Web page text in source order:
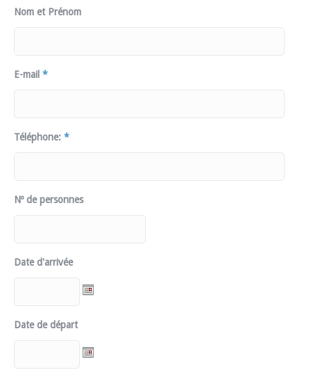
Nom et Prénom
E-mail *
Téléphone: *
Nº de personnes
Date d'arrivée
Date de départ